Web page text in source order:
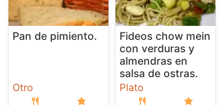
Pan de pimiento.
Otro
Fideos chow mein
con verduras y
almendras en
salsa de ostras.
Plato